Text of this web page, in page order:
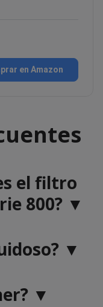
en Amazon
el filtro
800? ▼
▼
▼